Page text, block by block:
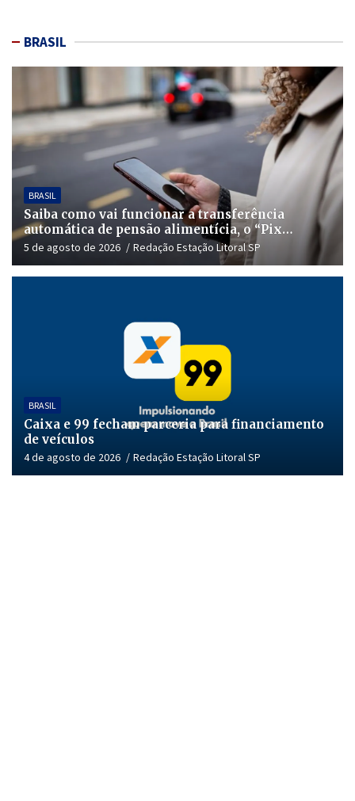
BRASIL
BRASIL
Saiba como vai funcionar a transferência
automática de pensão alimentícia, o “Pix
Pensão”
5 de agosto de 2026 Redação Estação Litoral SP
BRASIL
Caixa e 99 fecham parceria para financiamento
de veículos
4 de agosto de 2026 Redação Estação Litoral SP